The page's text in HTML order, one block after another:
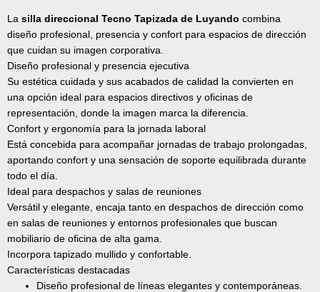
La silla direccional Tecno Tapizada de Luyando combina
diseño profesional, presencia y confort para espacios de dirección
que cuidan su imagen corporativa.
Diseño profesional y presencia ejecutiva
Su estética cuidada y sus acabados de calidad la convierten en
una opción ideal para espacios directivos y oficinas de
representación, donde la imagen marca la diferencia.
Confort y ergonomía para la jornada laboral
Está concebida para acompañar jornadas de trabajo prolongadas,
aportando confort y una sensación de soporte equilibrada durante
todo el día.
Ideal para despachos y salas de reuniones
Versátil y elegante, encaja tanto en despachos de dirección como
en salas de reuniones y entornos profesionales que buscan
mobiliario de oficina de alta gama.
Incorpora tapizado mullido y confortable.
Características destacadas
Diseño profesional de líneas elegantes y contemporáneas.